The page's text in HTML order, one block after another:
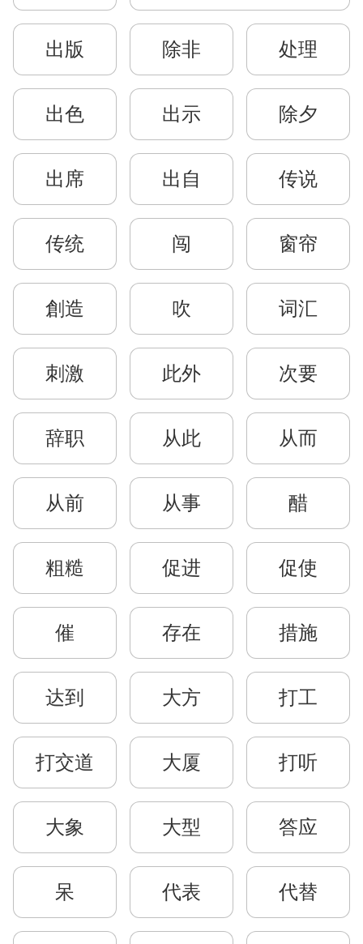
出版 除非 处理
出色 出示 除夕
出席 出自 传说
传统 闯 窗帘
創造 吹 词汇
刺激 此外 次要
辞职 从此 从而
从前 从事 醋
粗糙 促进 促使
催 存在 措施
达到 大方 打工
打交道 大厦 打听
大象 大型 答应
呆 代表 代替